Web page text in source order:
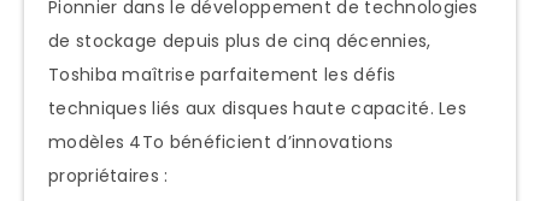
l’archivage personnel
Pour les professionnels nomades et
consultants
Pour les serveurs multimédia
domestiques
Pionnier dans le développement de technologies
de stockage depuis plus de cinq décennies,
Toshiba maîtrise parfaitement les défis
techniques liés aux disques haute capacité. Les
modèles 4To bénéficient d’innovations
propriétaires :